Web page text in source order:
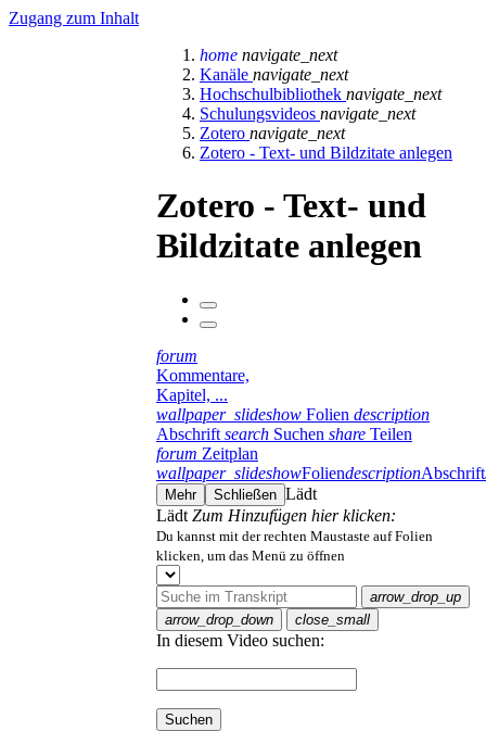
Zugang zum Inhalt
home navigate_next
Kanäle navigate_next
Hochschulbibliothek navigate_next
Schulungsvideos navigate_next
Zotero navigate_next
Zotero - Text- und Bildzitate anlegen
Zotero - Text- und
Bildzitate anlegen
forum
Kommentare,
Kapitel, ...
wallpaper_slideshow Folien description
Abschrift search Suchen share Teilen
forum Zeitplan
wallpaper_slideshowFoliendescriptionAbschrift
Mehr Schließen Lädt
Lädt Zum Hinzufügen hier klicken:
Du kannst mit der rechten Maustaste auf Folien
klicken, um das Menü zu öffnen
arrow_drop_up
arrow_drop_down
close_small
In diesem Video suchen:
Suchen